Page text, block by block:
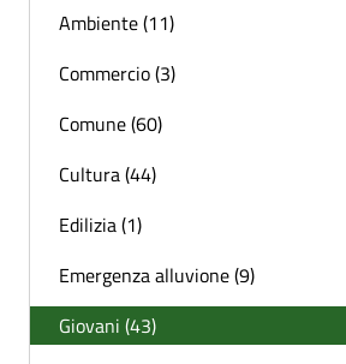
Ambiente (11)
Commercio (3)
Comune (60)
Cultura (44)
Edilizia (1)
Emergenza alluvione (9)
Giovani (43)